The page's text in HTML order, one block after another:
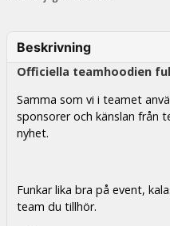
Beskrivning
Officiella teamhoodien
Samma som vi i teamet
sponsorer och känslan från
nyhet.
Funkar lika bra på event,
team du tillhör.